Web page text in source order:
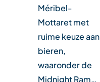
Méribel-
Mottaret met
ruime keuze aan
bieren,
waaronder de
Midnight Ram…